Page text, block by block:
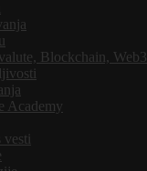
Blockchain, Web3
Academy
vesti